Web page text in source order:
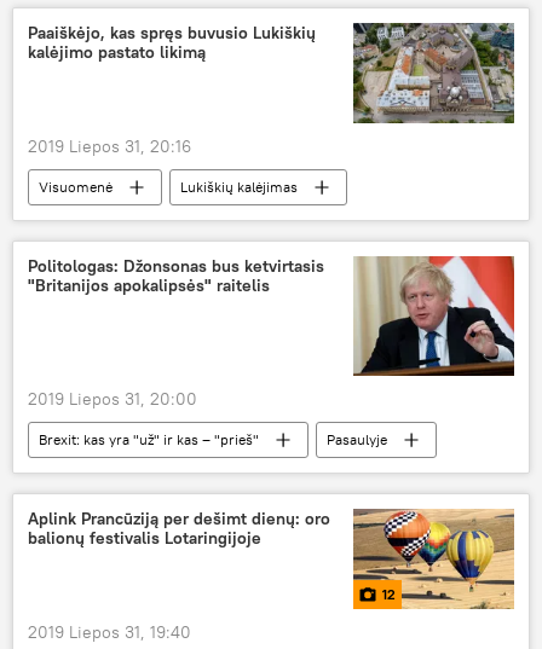
Paaiškėjo, kas spręs buvusio Lukiškių
kalėjimo pastato likimą
2019 Liepos 31, 20:16
Visuomenė Lukiškių kalėjimas
Politologas: Džonsonas bus ketvirtasis
"Britanijos apokalipsės" raitelis
2019 Liepos 31, 20:00
Brexit: kas yra "už" ir kas – "prieš"
Pasaulyje
Borisas Džonsonas
Brexit
Didžioji Britanija
Aplink Prancūziją per dešimt dienų: oro
balionų festivalis Lotaringijoje
12
2019 Liepos 31, 19:40